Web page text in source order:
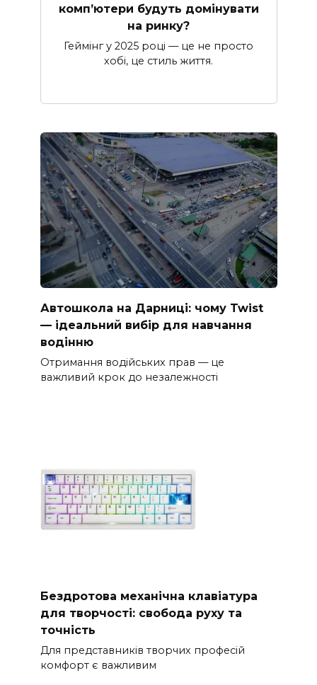
комп’ютери будуть домінувати
на ринку?
Геймінг у 2025 році — це не просто
хобі, це стиль життя.
Автошкола на Дарниці: чому Twist
— ідеальний вибір для навчання
водінню
Отримання водійських прав — це
важливий крок до незалежності
Бездротова механічна клавіатура
для творчості: свобода руху та
точність
Для представників творчих професій
комфорт є важливим